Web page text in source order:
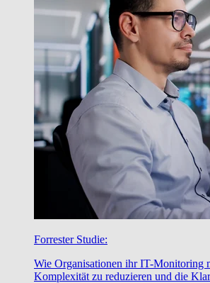
Forrester Studie:
Wie Organisationen ihr IT-Monitoring
Komplexität zu reduzieren und die